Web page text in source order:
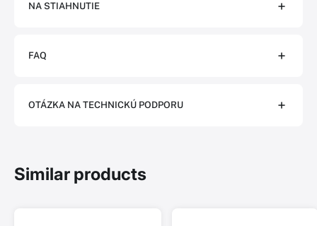
NA STIAHNUTIE
FAQ
OTÁZKA NA TECHNICKÚ PODPORU
Similar products